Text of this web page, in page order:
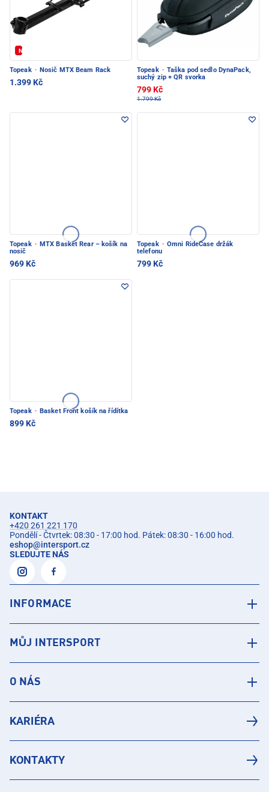
Novinka
Topeak · Nosič MTX Beam Rack
1.399 Kč
Topeak · Taška pod sedlo DynaPack,
suchý zip + QR svorka
799 Kč
1.799 Kč
Topeak · MTX Basket Rear – košík na
nosič
969 Kč
Topeak · Omni RideCase držák
telefonu
799 Kč
Topeak · Basket Front košík na řídítka
899 Kč
KONTAKT
+420 261 221 170
Pondělí - Čtvrtek: 08:30 - 17:00 hod. Pátek: 08:30 - 16:00 hod.
eshop@intersport.cz
SLEDUJTE NÁS
INFORMACE
MŮJ INTERSPORT
O NÁS
KARIÉRA
KONTAKTY